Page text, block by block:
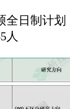
全日制计划
人